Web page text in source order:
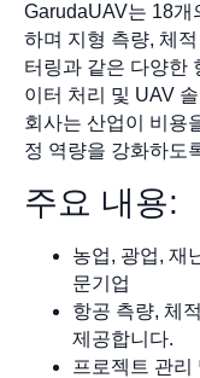
GarudaUAV는 18개
하며 지형 측량, 체
터링과 같은 다양한
이터 처리 및 UAV
회사는 산업이 비용
정 역량을 강화하도
주요 내용:
농업, 광업, 재
문기업
항공 측량, 체
제공합니다.
프로젝트 관리